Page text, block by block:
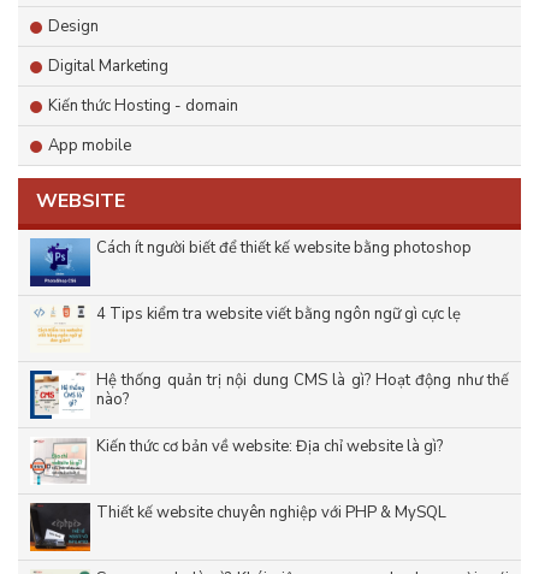
Design
Digital Marketing
Kiến thức Hosting - domain
App mobile
WEBSITE
Cách ít người biết để thiết kế website bằng photoshop
4 Tips kiểm tra website viết bằng ngôn ngữ gì cực lẹ
Hệ thống quản trị nội dung CMS là gì? Hoạt động như thế
nào?
Kiến thức cơ bản về website: Địa chỉ website là gì?
Thiết kế website chuyên nghiệp với PHP & MySQL